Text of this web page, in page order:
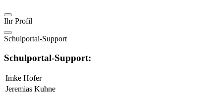
Ihr Profil
Schulportal-Support
Schulportal-Support:
Imke Hofer
Jeremias Kuhne